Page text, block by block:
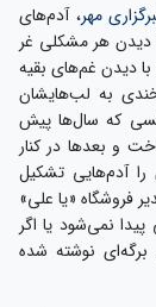
مهر، آدم‌های
دیدن هر مشکلی غر
دیدن غم‌های بقیه
به لب‌هایشان
که سال‌ها پیش
و بعدها در کنار
آدم‌هایی تشکیل
فروشگاه «یا علی»
نمی‌شود یا اگر
نوشته شده